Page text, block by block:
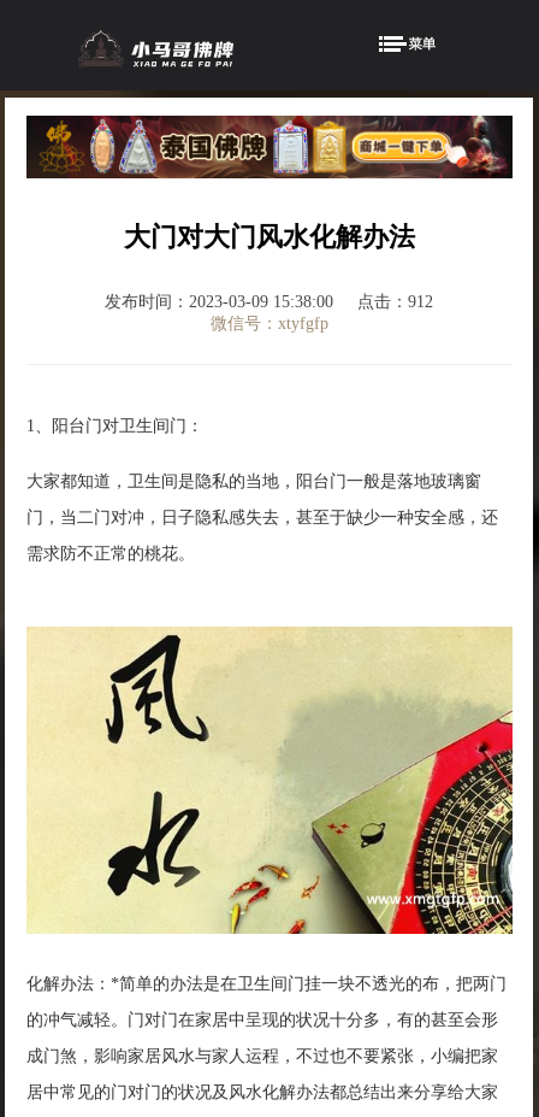
大门对大门风水化解办法
发布时间：2023-03-09 15:38:00
点击：912
微信号：xtyfgfp
1、阳台门对卫生间门：
大家都知道，卫生间是隐私的当地，阳台门一般是落地玻璃窗
门，当二门对冲，日子隐私感失去，甚至于缺少一种安全感，还
需求防不正常的桃花。
化解办法：*简单的办法是在卫生间门挂一块不透光的布，把两门
的冲气减轻。门对门在家居中呈现的状况十分多，有的甚至会形
成门煞，影响家居风水与家人运程，不过也不要紧张，小编把家
居中常见的门对门的状况及风水化解办法都总结出来分享给大家